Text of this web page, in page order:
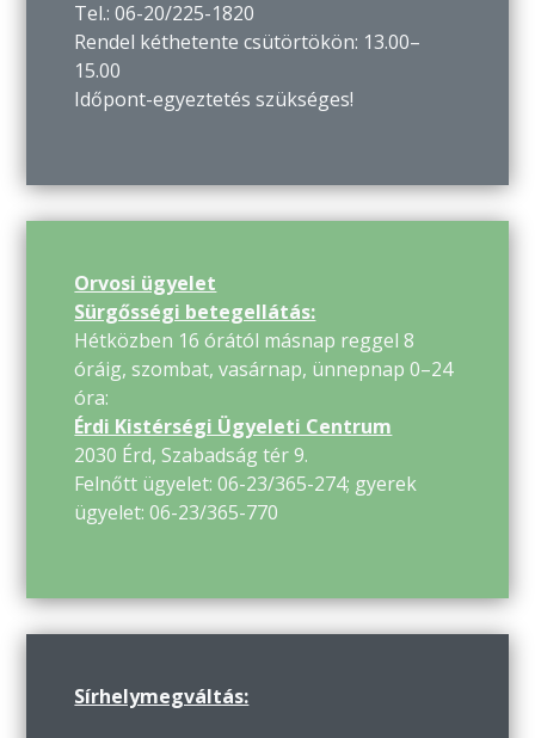
Tel.: 06-20/225-1820
Rendel kéthetente csütörtökön: 13.00–
15.00
Időpont-egyeztetés szükséges!
Orvosi ügyelet
Sürgősségi betegellátás:
Hétközben 16 órától másnap reggel 8
óráig, szombat, vasárnap, ünnepnap 0–24
óra:
Érdi Kistérségi Ügyeleti Centrum
2030 Érd, Szabadság tér 9.
Felnőtt ügyelet: 06-23/365-274; gyerek
ügyelet: 06-23/365-770
Sírhelymegváltás: